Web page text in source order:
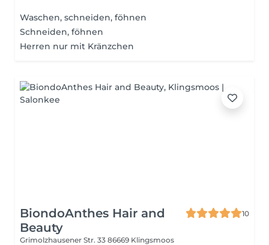
Waschen, schneiden, föhnen
Schneiden, föhnen
Herren nur mit Kränzchen
BiondoAnthes Hair and
Beauty
10
Grimolzhausener Str. 33 86669 Klingsmoos